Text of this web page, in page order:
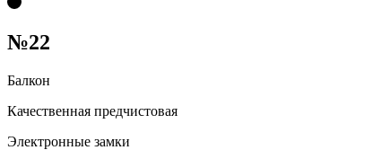
№22
Балкон
Качественная предчистовая
Электронные замки